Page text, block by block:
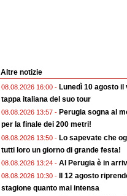
Altre notizie
08.08.2026 16:00 - Lunedì 10 agosto
tappa italiana del suo tour
08.08.2026 13:57 - Perugia sogna al
per la finale dei 200 metri!
08.08.2026 13:50 - Lo sapevate che
tutti loro un giorno di grande festa!
08.08.2026 13:24 - Al Perugia è in
08.08.2026 10:30 -
Il 12 agosto
stagione quanto mai intensa